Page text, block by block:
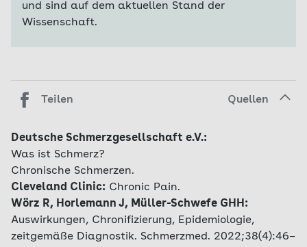
und sind auf dem aktuellen Stand der
Wissenschaft.
Teilen Quellen
Deutsche Schmerzgesellschaft e.V.:
Was ist Schmerz?
Chronische Schmerzen.
Cleveland Clinic: Chronic Pain.
Wörz R, Horlemann J, Müller-Schwefe GHH:
Auswirkungen, Chronifizierung, Epidemiologie,
zeitgemäße Diagnostik. Schmerzmed. 2022;38(4):46–